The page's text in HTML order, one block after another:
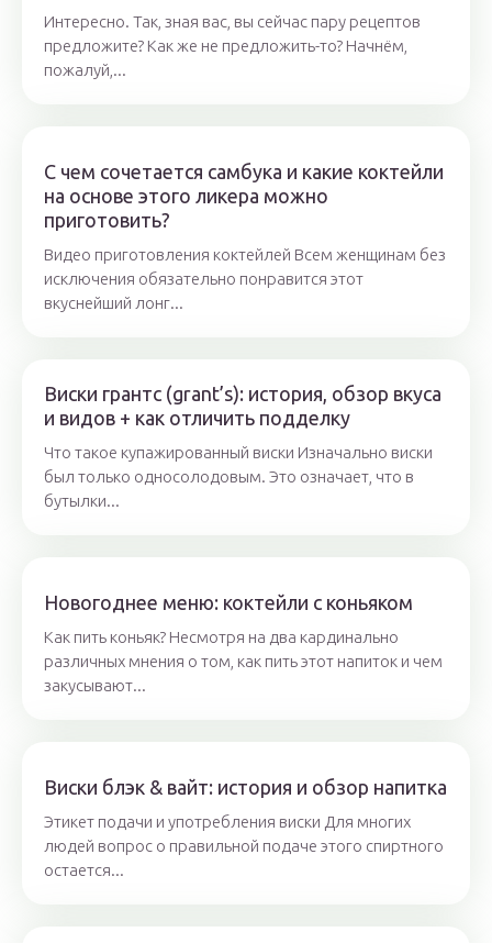
Интересно. Так, зная вас, вы сейчас пару рецептов
предложите? Как же не предложить-то? Начнём,
пожалуй,...
С чем сочетается самбука и какие коктейли
на основе этого ликера можно
приготовить?
Видео приготовления коктейлей Всем женщинам без
исключения обязательно понравится этот
вкуснейший лонг...
Виски грантс (grant’s): история, обзор вкуса
и видов + как отличить подделку
Что такое купажированный виски Изначально виски
был только односолодовым. Это означает, что в
бутылки...
Новогоднее меню: коктейли с коньяком
Как пить коньяк? Несмотря на два кардинально
различных мнения о том, как пить этот напиток и чем
закусывают...
Виски блэк & вайт: история и обзор напитка
Этикет подачи и употребления виски Для многих
людей вопрос о правильной подаче этого спиртного
остается...